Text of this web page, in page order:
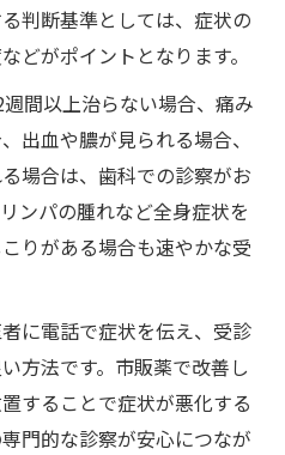
適用範囲と費用の概要
療費と料金変動の仕組み
り薬の費用比較ポイント
含む口内炎治療の目安
療で変わる口内炎費用
できる理由と注意点
談時の注意点を解説
口内炎診療ができるか
が原因の口内炎相談例
判断基準としては、症状の
どがポイントとなります。
間以上治らない場合、痛み
出血や膿が見られる場合、
場合は、歯科での診察がお
ンパの腫れなど全身症状を
りがある場合も速やかな受
に電話で症状を伝え、受診
方法です。市販薬で改善し
することで症状が悪化する
門的な診察が安心につなが